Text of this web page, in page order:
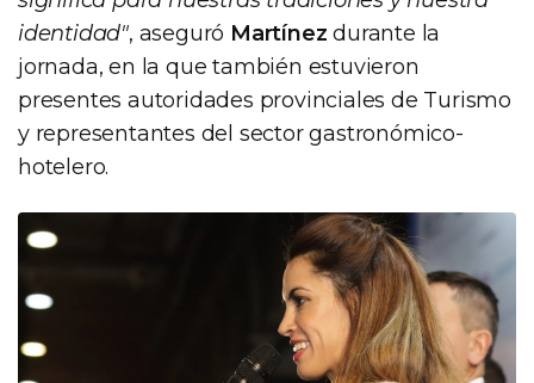
identidad", aseguró Martínez durante la
jornada, en la que también estuvieron
presentes autoridades provinciales de Turismo
y representantes del sector gastronómico-
hotelero.